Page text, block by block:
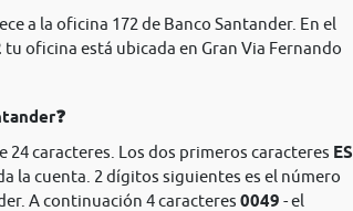
a la oficina 172 de Banco Santander. En el
tu oficina está ubicada en Gran Via Fernando
24 caracteres. Los dos primeros caracteres ES
la cuenta. 2 dígitos siguientes es el número
A continuación 4 caracteres 0049 - el